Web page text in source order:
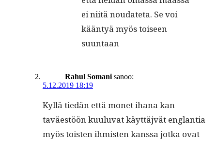
ei niitä nou­date­ta. Se voi
kään­tyä myös toiseen
suuntaan
Rahul Somani sanoo:
5.12.2019 18:19
Kyl­lä tiedän että mon­et ihana kan­
taväestöön kuu­lu­vat käyt­täjvät englan­tia
myös tois­t­en ihmis­ten kanssa jot­ka ovat